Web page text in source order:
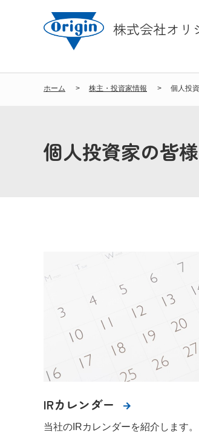
株式会社オリ
ホーム 株主・投資家情報 個人投
個人投資家の皆
IRカレンダー
当社のIRカレンダーを紹介します。